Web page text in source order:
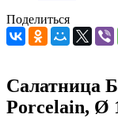
Поделиться
Салатница
Porcelain, Ø